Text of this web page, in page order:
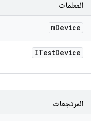
المعلمات
mDevice
ITestDevice
المرتجعات